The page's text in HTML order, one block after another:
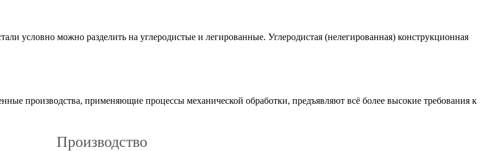
условно можно разделить на углеродистые и легированные. Углеродистая (нелегированная) конструкционная
производства, применяющие процессы механической обработки, предъявляют всё более высокие требования к
Производство